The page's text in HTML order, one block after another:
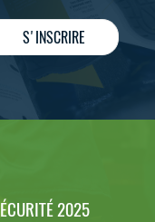
S'INSCRIRE
2025